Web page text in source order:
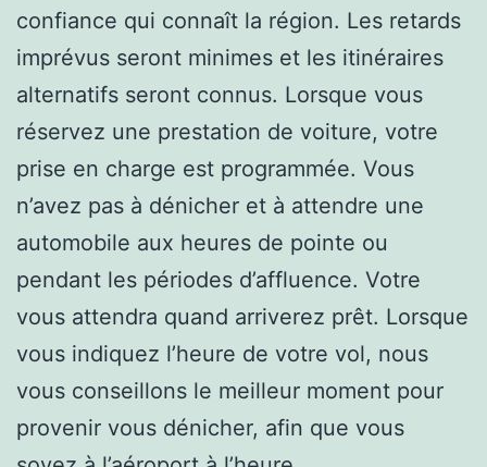
confiance qui connaît la région. Les retards
imprévus seront minimes et les itinéraires
alternatifs seront connus. Lorsque vous
réservez une prestation de voiture, votre
prise en charge est programmée. Vous
n’avez pas à dénicher et à attendre une
automobile aux heures de pointe ou
pendant les périodes d’affluence. Votre
vous attendra quand arriverez prêt. Lorsque
vous indiquez l’heure de votre vol, nous
vous conseillons le meilleur moment pour
provenir vous dénicher, afin que vous